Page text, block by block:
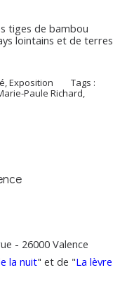
tiges de bambou
lointains et de terres
,Exposition
Tags :
Paule Richard,
- 26000 Valence
la nuit" et de "La lèvre